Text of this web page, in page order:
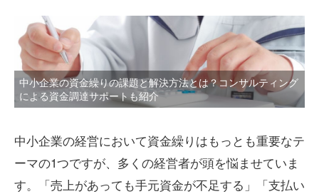
中小企業の資金繰りの課題と解決方法とは？コンサルティング
による資金調達サポートも紹介
中小企業の経営において資金繰りはもっとも重要なテ
ーマの1つですが、多くの経営者が頭を悩ませていま
す。「売上があっても手元資金が不足する」「支払い